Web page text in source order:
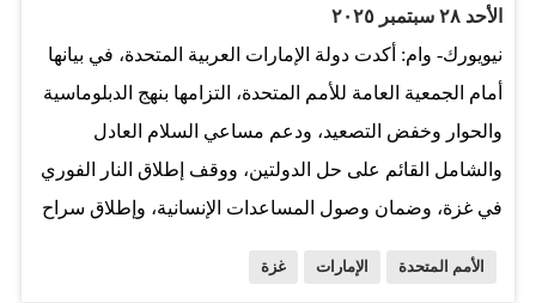
وصول المساعدات الإنسانية". وختم معاليه: "سخرت الإمارات
كامل طاقاتها واتصالاتها لتحقيق ذلك". المصدر: البيان
الأحد ٢٨ سبتمبر ٢٠٢٥
نيويورك- وام: أكدت دولة الإمارات العربية المتحدة، في بيانها
أمام الجمعية العامة للأمم المتحدة، التزامها بنهج الدبلوماسية
والحوار وخفض التصعيد، ودعم مساعي السلام العادل
والشامل القائم على حل الدولتين، ووقف إطلاق النار الفوري
في غزة، وضمان وصول المساعدات الإنسانية، وإطلاق سراح
الأمم المتحدة الإمارات غزة